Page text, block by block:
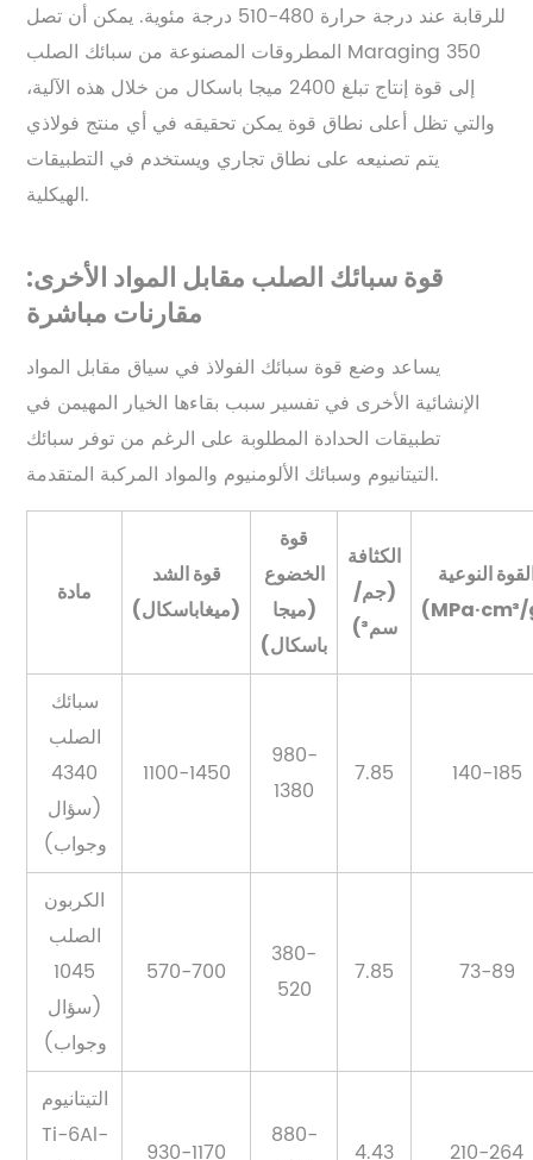
للرقابة عند درجة حرارة 480-510 درجة مئوية. يمكن أن تصل
المطروقات المصنوعة من سبائك الصلب Maraging 350
إلى قوة إنتاج تبلغ 2400 ميجا باسكال من خلال هذه الآلية،
والتي تظل أعلى نطاق قوة يمكن تحقيقه في أي منتج فولاذي
يتم تصنيعه على نطاق تجاري ويستخدم في التطبيقات
الهيكلية.
قوة سبائك الصلب مقابل المواد الأخرى:
مقارنات مباشرة
يساعد وضع قوة سبائك الفولاذ في سياق مقابل المواد
الإنشائية الأخرى في تفسير سبب بقاءها الخيار المهيمن في
تطبيقات الحدادة المطلوبة على الرغم من توفر سبائك
التيتانيوم وسبائك الألومنيوم والمواد المركبة المتقدمة.
مادة
قوة الشد
(ميغاباسكال)
قوة
الخضوع
(ميجا
باسكال)
الكثافة
(جم/
سم³)
النوعية
سبائك
الصلب
4340
(سؤال
وجواب)
1100-1450
980-
1380
7.85 140-185
الكربون
الصلب
1045
(سؤال
وجواب)
570-700
380-
520
7.85 73-89
التيتانيوم
Ti-6Al-
930-1170
880-
4.43 210-264